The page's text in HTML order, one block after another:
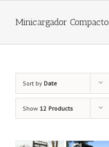
Minicargador Compacto
Sort by Date
Show 12 Products